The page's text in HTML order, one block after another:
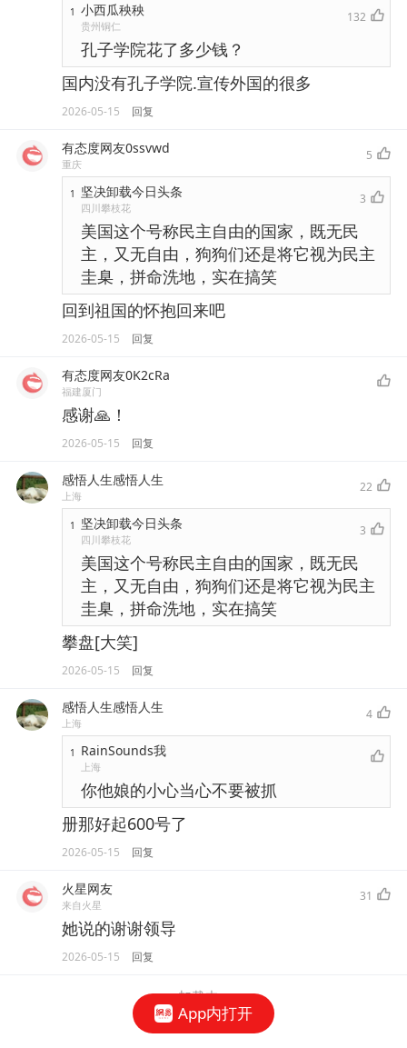
1 小西瓜秧秧
贵州铜仁
132
孔子学院花了多少钱？
国内没有孔子学院.宣传外国的很多
2026-05-15 回复
有态度网友0ssvwd
重庆
5
1 坚决卸载今日头条
四川攀枝花
3
美国这个号称民主自由的国家，既无民
主，又无自由，狗狗们还是将它视为民主
圭臬，拼命洗地，实在搞笑
回到祖国的怀抱回来吧
2026-05-15 回复
有态度网友0K2cRa
福建厦门
感谢🙏！
2026-05-15 回复
感悟人生感悟人生
上海
22
1 坚决卸载今日头条
四川攀枝花
3
美国这个号称民主自由的国家，既无民
主，又无自由，狗狗们还是将它视为民主
圭臬，拼命洗地，实在搞笑
攀盘[大笑]
2026-05-15 回复
感悟人生感悟人生
上海
4
1 RainSounds我
上海
你他娘的小心当心不要被抓
册那好起600号了
2026-05-15 回复
火星网友
来自火星
31
她说的谢谢领导
2026-05-15 回复
加载中...
App内打开